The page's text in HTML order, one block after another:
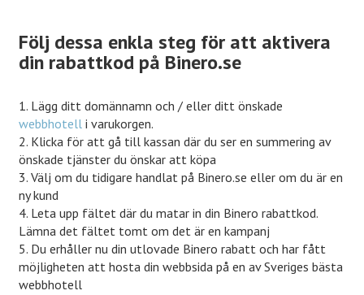
Följ dessa enkla steg för att aktivera
din rabattkod på Binero.se
1. Lägg ditt domännamn och / eller ditt önskade
webbhotell i varukorgen.
2. Klicka för att gå till kassan där du ser en summering av
önskade tjänster du önskar att köpa
3. Välj om du tidigare handlat på Binero.se eller om du är en
ny kund
4. Leta upp fältet där du matar in din Binero rabattkod.
Lämna det fältet tomt om det är en kampanj
5. Du erhåller nu din utlovade Binero rabatt och har fått
möjligheten att hosta din webbsida på en av Sveriges bästa
webbhotell